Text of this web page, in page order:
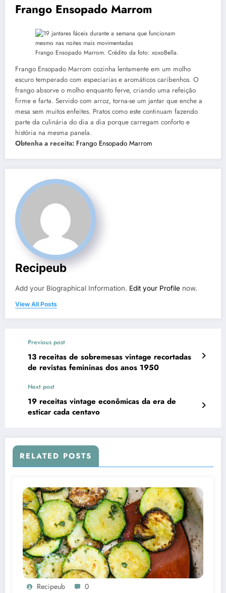
Frango Ensopado Marrom
Frango Ensopado Marrom. Crédito da foto: xoxoBella.
Frango Ensopado Marrom cozinha lentamente em um molho
escuro temperado com especiarias e aromáticos caribenhos. O
frango absorve o molho enquanto ferve, criando uma refeição
firme e farta. Servido com arroz, torna-se um jantar que enche a
mesa sem muitos enfeites. Pratos como este continuam fazendo
parte da culinária do dia a dia porque carregam conforto e
história na mesma panela.
Obtenha a receita: Frango Ensopado Marrom
Recipeub
Add your Biographical Information. Edit your Profile now.
View All Posts
Previous post
13 receitas de sobremesas vintage recortadas
de revistas femininas dos anos 1950
Next post
19 receitas vintage econômicas da era de
esticar cada centavo
RELATED POSTS
Recipeub 0